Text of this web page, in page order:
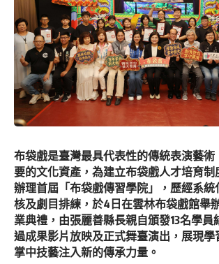
布袋戲是臺灣最具代表性的傳統表演藝術
要的文化資產，為建立布袋戲人才培育制
辦理首屆「布袋戲傳習學院」，歷經系統
核及劇目排練，於4日在雲林布袋戲館舉
業典禮，由張麗善縣長親自頒發13名學員
過成果影片放映及正式舞臺演出，展現學
掌中技藝注入新的傳承力量。